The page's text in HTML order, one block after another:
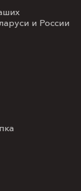
и России